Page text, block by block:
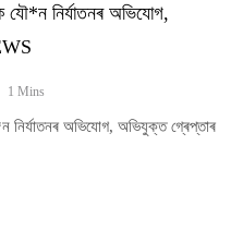
যৌ*ন নিৰ্যাতনৰ অভিযোগ,
1 Mins
নিৰ্যাতনৰ অভিযোগ, অভিযুক্ত গ্ৰেপ্তাৰ